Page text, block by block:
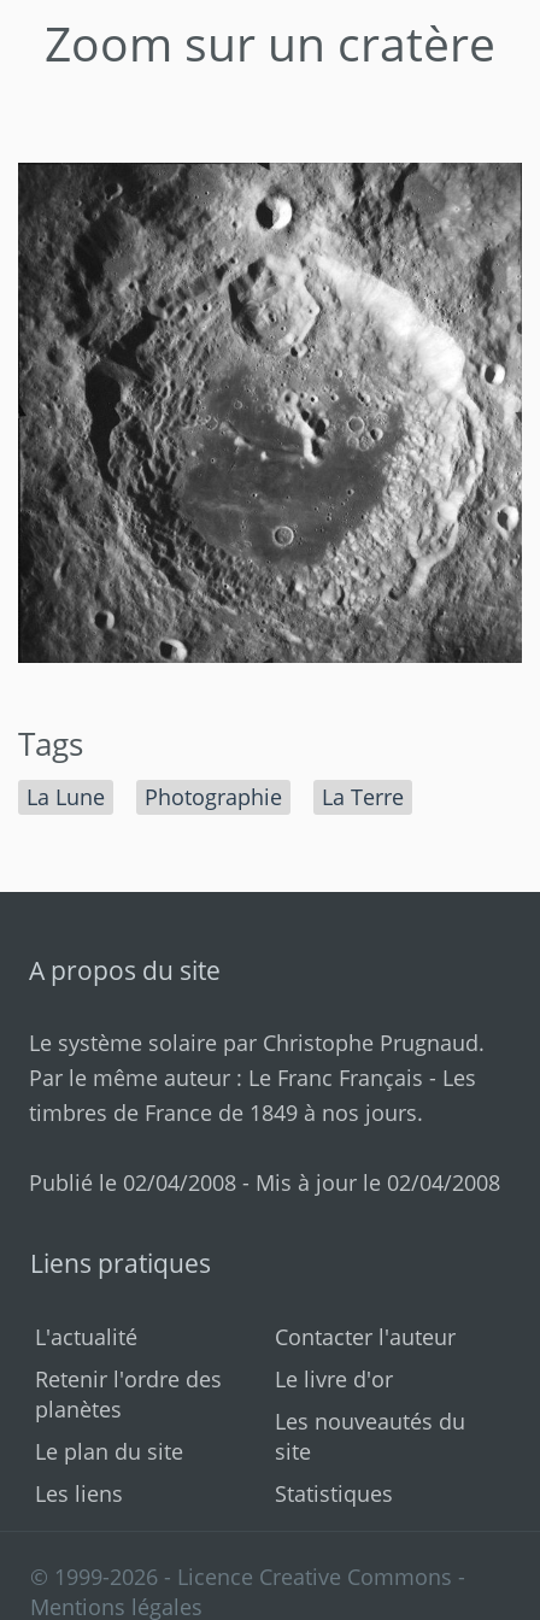
Zoom sur un cratère
Tags
La Lune Photographie La Terre
A propos du site
Le système solaire par Christophe Prugnaud.
Par le même auteur : Le Franc Français - Les
timbres de France de 1849 à nos jours.
Publié le 02/04/2008 - Mis à jour le 02/04/2008
Liens pratiques
L'actualité
Retenir l'ordre des
planètes
Le plan du site
Les liens
Contacter l'auteur
Le livre d'or
Les nouveautés du
site
Statistiques
© 1999-2026 - Licence Creative Commons -
Mentions légales